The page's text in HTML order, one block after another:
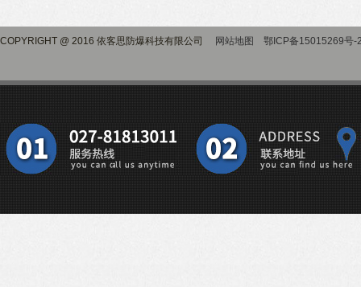
COPYRIGHT @ 2016 依客思防爆科技有限公司 网站地图 鄂ICP备15015269号-